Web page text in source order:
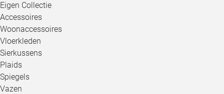
Eigen Collectie
Accessoires
Woonaccessoires
Vloerkleden
Sierkussens
Plaids
Spiegels
Vazen